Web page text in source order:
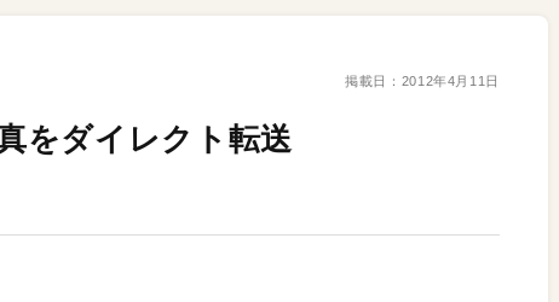
掲載日： 2012年4月11日
をダイレクト転送